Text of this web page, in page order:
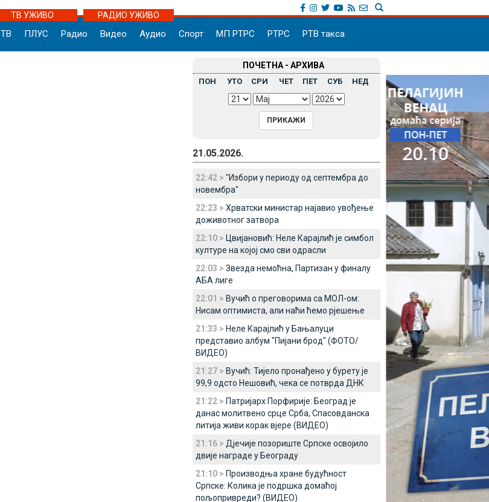
ТВ УЖИВО
РАДИО УЖИВО
ТВ ПЛУС Радио Видео Аудио Спорт МП РТРС РТРС РТВ такса
ПОЧЕТНА - АРХИВА
ПОН УТО СРИ ЧЕТ ПЕТ СУБ НЕД
21.05.2026.
22:42 > "Избори у периоду од септембра до
новембра"
22:23 > Хрватски министар најавио увођење
доживотног затвора
22:10 > Цвијановић: Неле Карајлић је симбол
културе на којој смо сви одрасли
22:03 > Звезда немоћна, Партизан у финалу
АБА лиге
22:01 > Вучић о преговорима са МОЛ-ом:
Нисам оптимиста, али наћи ћемо рјешење
21:33 > Неле Карајлић у Бањалуци
представио албум "Пијани брод" (ФОТО/
ВИДЕО)
21:27 > Вучић: Тијело пронађено у бурету је
99,9 одсто Нешовић, чека се потврда ДНК
21:22 > Патријарх Порфирије: Београд је
данас молитвено срце Срба, Спасовданска
литија живи корак вјере (ВИДЕО)
21:16 > Дјечије позориште Српске освојило
двије награде у Београду
21:10 > Производња хране будућност
Српске: Колика је подршка домаћој
пољопривреди? (ВИДЕО)